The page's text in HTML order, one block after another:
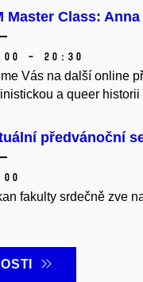
Master Class:
– 20:30
Vás na další online
a queer
předvánoční
fakulty srdečně zve